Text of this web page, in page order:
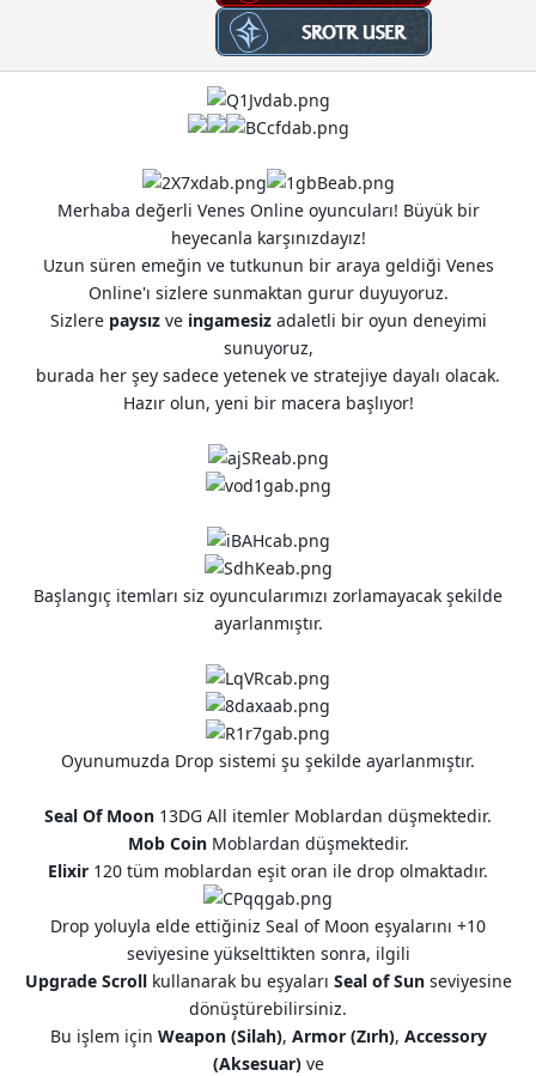
Merhaba değerli Venes Online oyuncuları! Büyük bir
heyecanla karşınızdayız!
Uzun süren emeğin ve tutkunun bir araya geldiği Venes
Online'ı sizlere sunmaktan gurur duyuyoruz.
Sizlere paysızve ingamesizadaletli bir oyun deneyimi
sunuyoruz,
burada her şey sadece yetenek ve stratejiye dayalı olacak.
Hazır olun, yeni bir macera başlıyor!
Başlangıç itemları siz oyuncularımızı zorlamayacak şekilde
ayarlanmıştır.
Oyunumuzda Drop sistemi şu şekilde ayarlanmıştır.
Seal Of Moon 13DG All itemler Moblardan düşmektedir.
Mob CoinMoblardan düşmektedir.
Elixir 120 tüm moblardan eşit oran ile drop olmaktadır.
Drop yoluyla elde ettiğiniz Seal of Moon eşyalarını +10
seviyesine yükselttikten sonra, ilgili
Upgrade Scrollkullanarak bu eşyaları Seal of Sunseviyesine
dönüştürebilirsiniz.
Bu işlem için Weapon (Silah), Armor (Zırh), Accessory
(Aksesuar)ve